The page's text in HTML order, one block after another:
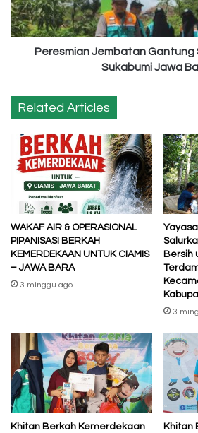
Jawa
Barat
Peresmian Jembatan Gantung
Sukabumi Jawa
Related Articles
WAKAF AIR & OPERASIONAL
PIPANISASI BERKAH
KEMERDEKAAN UNTUK CIAMIS
– JAWA BARA
3 minggu ago
Bersih
3
Khitan Berkah Kemerdekaan Khitan